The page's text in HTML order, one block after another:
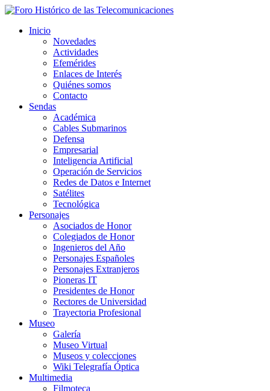
Inicio
Novedades
Actividades
Efemérides
Enlaces de Interés
Quiénes somos
Contacto
Sendas
Académica
Cables Submarinos
Defensa
Empresarial
Inteligencia Artificial
Operación de Servicios
Redes de Datos e Internet
Satélites
Tecnológica
Personajes
Asociados de Honor
Colegiados de Honor
Ingenieros del Año
Personajes Españoles
Personajes Extranjeros
Pioneras IT
Presidentes de Honor
Rectores de Universidad
Trayectoria Profesional
Museo
Galería
Museo Virtual
Museos y colecciones
Wiki Telegrafía Óptica
Multimedia
Filmoteca